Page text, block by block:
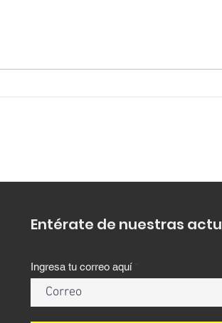
para startups con
Entérate de nuestras
Ingresa tu correo aquí